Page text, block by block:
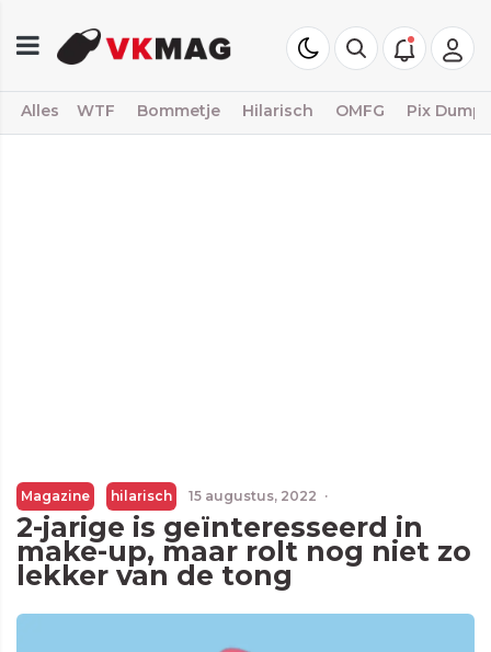
Alles WTF Bommetje Hilarisch OMFG Pix Dump
Magazine hilarisch 15 augustus, 2022 ·
2-jarige is geïnteresseerd in
make-up, maar rolt nog niet zo
lekker van de tong